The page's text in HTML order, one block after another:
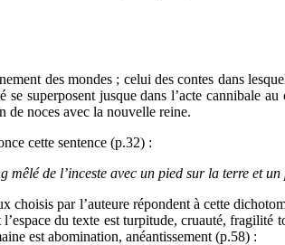
des mondes ; celui des contes dans
superposent jusque dans l’acte cannibale
de noces avec la nouvelle reine.
cette sentence (p.32) :
mêlé de l’inceste avec un pied sur la terre et
choisis par l’auteure répondent à cette
du texte est turpitude, cruauté, fragilité
est abomination, anéantissement (p.58) :